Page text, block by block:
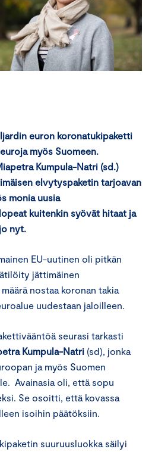
euron koronatukipaketti
myös Suomeen.
Kumpula-Natri (sd.)
elvytyspaketin tarjoavan
monia uusia
kuitenkin syövät hitaat ja
nyt.
EU-uutinen oli pitkän
jättimäinen
nostaa koronan takia
uudestaan jaloilleen.
seurasi tarkasti
Kumpula-Natri (sd), jonka
ja myös Suomen
Avainasia oli, että sopu
Se osoitti, että kovassa
isoihin päätöksiin.
suuruusluokka säilyi